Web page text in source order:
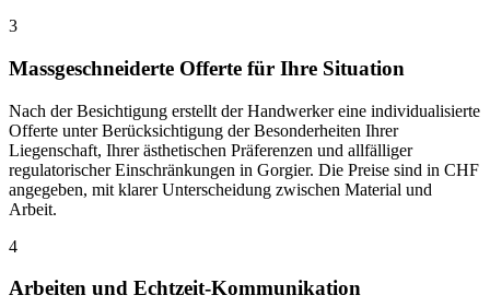
3
Massgeschneiderte Offerte für Ihre Situation
Nach der Besichtigung erstellt der Handwerker eine individualisierte
Offerte unter Berücksichtigung der Besonderheiten Ihrer
Liegenschaft, Ihrer ästhetischen Präferenzen und allfälliger
regulatorischer Einschränkungen in Gorgier. Die Preise sind in CHF
angegeben, mit klarer Unterscheidung zwischen Material und
Arbeit.
4
Arbeiten und Echtzeit-Kommunikation